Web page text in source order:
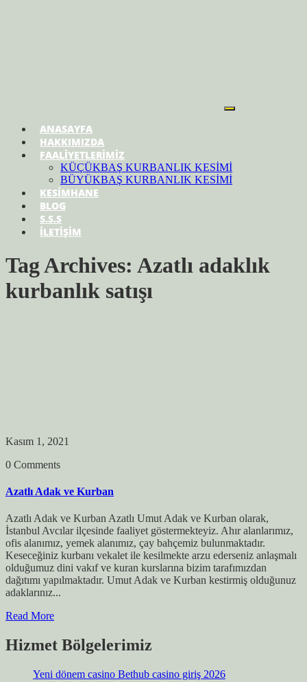
ANASAYFA
HAKKIMIZDA
FAALİYETLERİMİZ
KÜÇÜKBAŞ KURBANLIK KESİMİ
BÜYÜKBAŞ KURBANLIK KESİMİ
KESİMHANE
BLOG
S.S.S
İLETİŞİM
Tag Archives: Azatlı adaklık
kurbanlık satışı
Kasım 1, 2021
0 Comments
Azatlı Adak ve Kurban
Azatlı Adak ve Kurban Azatlı Umut Adak ve Kurban olarak,
İstanbul Avcılar ilçesinde faaliyet göstermekteyiz. Ahır alanlarımız,
ofis alanımız, yemek alanımız, çay bahçemiz bulunmaktadır.
Keseceğiniz kurbanı vekalet ile kesilmekte arzu ederseniz anlaşmalı
olduğumuz dini vakıf ve kuran kurslarına bizim tarafımızdan
dağıtımı yapılmaktadır. Umut Adak ve Kurban kestirmiş olduğunuz
adaklarınız...
Read More
Hizmet Bölgelerimiz
Yeni dönem casino Bethub casino giriş 2026